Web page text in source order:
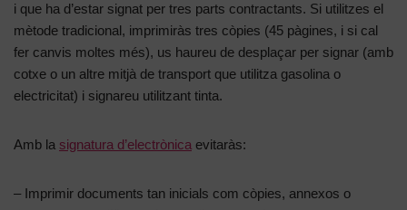
i que ha d’estar signat per tres parts contractants. Si utilitzes el
mètode tradicional, imprimiràs tres còpies (45 pàgines, i si cal
fer canvis moltes més), us haureu de desplaçar per signar (amb
cotxe o un altre mitjà de transport que utilitza gasolina o
electricitat) i signareu utilitzant tinta.
Amb la signatura d’electrònica evitaràs:
– Imprimir documents tan inicials com còpies, annexos o